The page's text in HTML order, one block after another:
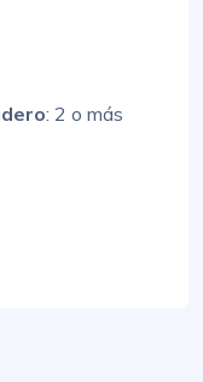
: 2 o más